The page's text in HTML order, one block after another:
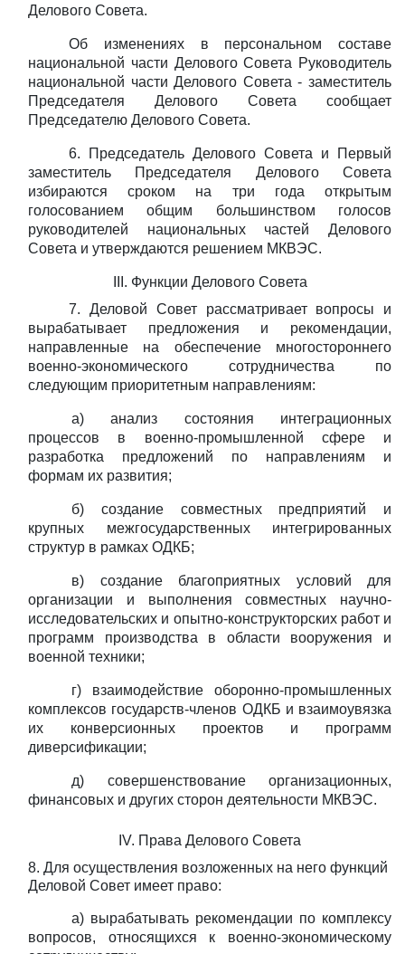
Делового Совета.
Об изменениях в персональном составе
национальной части Делового Совета Руководитель
национальной части Делового Совета - заместитель
Председателя Делового Совета сообщает
Председателю Делового Совета.
6.
Председатель Делового Совета и Первый
заместитель Председателя Делового Совета
избираются сроком на три года открытым
голосованием общим большинством голосов
руководителей национальных частей Делового
Совета и утверждаются решением МКВЭС.
III. Функции Делового Совета
7. Деловой Совет рассматривает вопросы и
вырабатывает предложения и рекомендации,
направленные на обеспечение многостороннего
военно-экономического сотрудничества по
следующим приоритетным направлениям:
а) анализ состояния интеграционных
процессов в военно-промышленной сфере и
разработка предложений по направлениям и
формам их развития;
б) создание совместных предприятий и
крупных межгосударственных интегрированных
структур в рамках ОДКБ;
в) создание благоприятных условий для
организации и выполнения совместных научно-
исследовательских и опытно-конструкторских работ и
программ производства в области вооружения и
военной техники;
г) взаимодействие оборонно-промышленных
комплексов государств-членов ОДКБ и взаимоувязка
их конверсионных проектов и программ
диверсификации;
д) совершенствование организационных,
финансовых и других сторон деятельности МКВЭС.
IV. Права Делового Совета
8. Для осуществления возложенных на него функций
Деловой Совет имеет право:
а) вырабатывать рекомендации по комплексу
вопросов, относящихся к военно-экономическому